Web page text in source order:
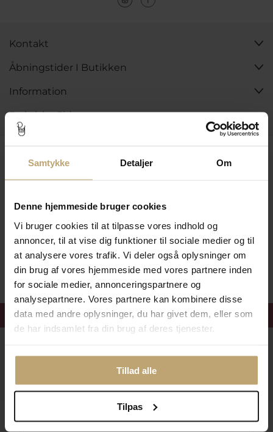
Samtykke Detaljer Om
Denne hjemmeside bruger cookies
Vi bruger cookies til at tilpasse vores indhold og
annoncer, til at vise dig funktioner til sociale medier og til
at analysere vores trafik. Vi deler også oplysninger om
din brug af vores hjemmeside med vores partnere inden
for sociale medier, annonceringspartnere og
analysepartnere. Vores partnere kan kombinere disse
data med andre oplysninger, du har givet dem, eller som
de har indsamlet fra din brug af deres tjenester.
Tillad alle
Tilpas
Kontakt
Åbningstider I Butikken
Information
Praktiske Sider
Betalingsmuligheder
Sikker Og Tryg E-Handel
Få 15%velkomstrabat
Læs mere her